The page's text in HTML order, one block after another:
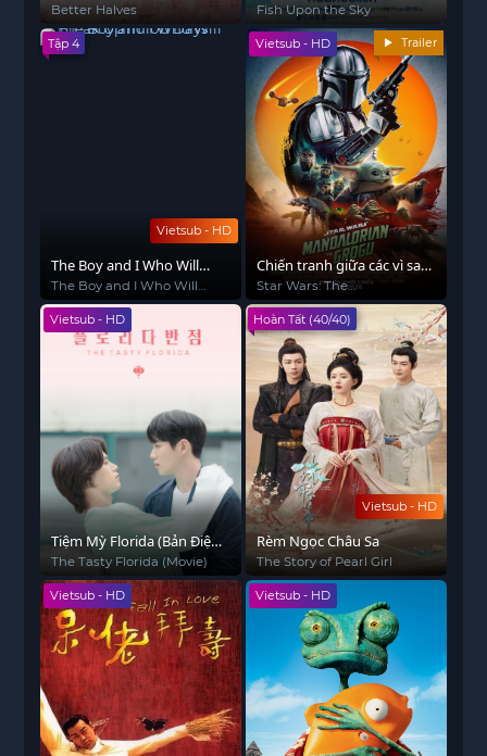
Better Halves Fish Upon the Sky
Vietsub - HD
Tập 4
The Boy and I Who Will
Break Up in 100 Days
The Boy and I Who Will
Break Up in 100 Days
Vietsub - HD Trailer
Chiến tranh giữa các vì sao:
Người Mandalorian và
Grogu
Star Wars: The
Mandalorian and Grogu
Vietsub - HD
Tiệm Mỳ Florida (Bản Điện
Ảnh)
The Tasty Florida (Movie)
Vietsub - HD
Hoàn Tất (40/40)
Rèm Ngọc Châu Sa
The Story of Pearl Girl
Vietsub - HD Vietsub - HD